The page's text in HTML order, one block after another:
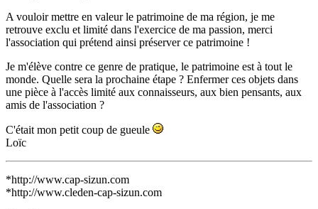
A vouloir mettre en valeur le patrimoine de ma région, je me
retrouve exclu et limité dans l'exercice de ma passion, merci
l'association qui prétend ainsi préserver ce patrimoine !
Je m'élève contre ce genre de pratique, le patrimoine est à tout le
monde. Quelle sera la prochaine étape ? Enfermer ces objets dans
une pièce à l'accès limité aux connaisseurs, aux bien pensants, aux
amis de l'association ?
C'était mon petit coup de gueule
Loïc
*http://www.cap-sizun.com
*http://www.cleden-cap-sizun.com